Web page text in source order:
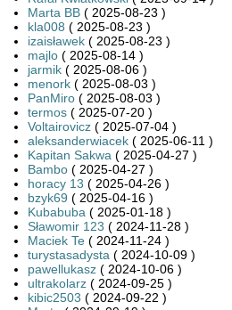
Marta BB( 2025-08-23 )
kla008 ( 2025-08-23 )
izaisławek( 2025-08-23 )
majlo( 2025-08-14 )
jarmik( 2025-08-06 )
menork( 2025-08-03 )
PanMiro( 2025-08-03 )
termos( 2025-07-20 )
Voltairovicz( 2025-07-04 )
aleksanderwiacek( 2025-06-11 )
Kapitan Sakwa ( 2025-04-27 )
Bambo( 2025-04-27 )
horacy 13 ( 2025-04-26 )
bzyk69 ( 2025-04-16 )
Kubabuba ( 2025-01-18 )
Sławomir 123 ( 2024-11-28 )
Maciek Te( 2024-11-24 )
turystasadysta ( 2024-10-09 )
pawellukasz( 2024-10-06 )
ultrakolarz( 2024-09-25 )
kibic2503 ( 2024-09-22 )